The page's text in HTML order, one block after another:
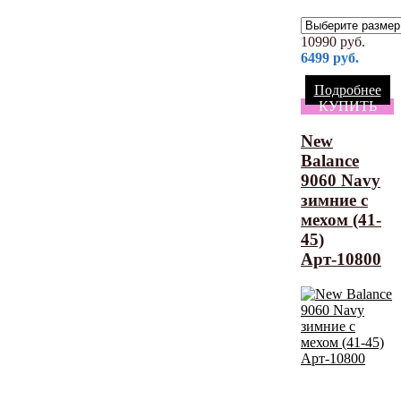
10990 руб.
6499 руб.
Подробнее
КУПИТЬ
New
Balance
9060 Navy
зимние с
мехом (41-
45)
Арт-10800